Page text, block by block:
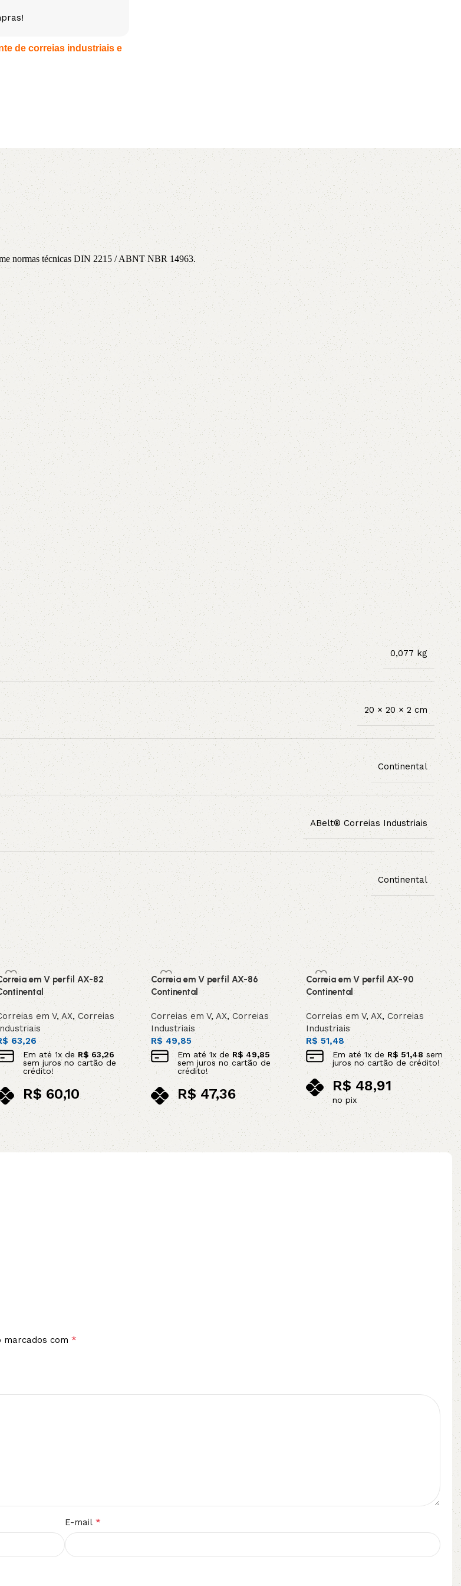
BX
ZX
de correias industriais e
normas técnicas DIN 2215 / ABNT NBR 14963.
0,077 kg
20 × 20 × 2 cm
Continental
ABelt® Correias Industriais
Continental
em V perfil AX-82
em V, AX, Correias
63,26
Em até 1x de R$63,26
sem juros no cartão de
crédito!
R$60,10
no pix
Adicionar ao carrinho
Correia em V perfil AX-86
Continental
Correias em V,AX,Correias
Industriais
R$49,85
Em até1x de R$ 49,85
sem juros no cartão de
crédito!
R$47,36
no pix
Adicionar ao carrinho
Correia em V perfil AX-90
Continental
Correias em V,AX,Correias
Industriais
R$51,48
Em até1x de R$ 51,48sem
juros no cartão de crédito!
R$48,91
no pix
Adicionar ao carrinho
marcados com *
E-mail *